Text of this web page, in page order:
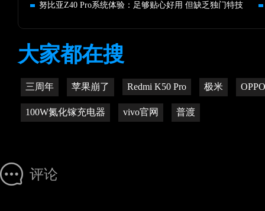
努比亚Z40 Pro系统体验：足够贴心好用 但缺乏独门特技
大家都在搜
三周年 苹果崩了 Redmi K50 Pro 极米
100W氮化镓充电器 vivo官网 普渡
评论